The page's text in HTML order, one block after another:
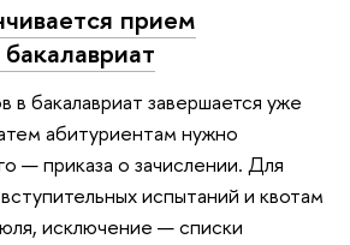
прием
бакалавриат завершается уже
абитуриентам нужно
— приказа о зачислении. Для
испытаний и квотам
исключение — списки